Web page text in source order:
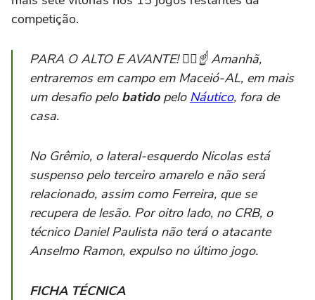
competição.
PARA O ALTO E AVANTE! 🙋‍♂️☝ Amanhã,
entraremos em campo em Maceió-AL, em mais
um desafio pelo batidopelo Náutico, fora de
casa.
No Grêmio, o lateral-esquerdo Nicolas está
suspenso pelo terceiro amarelo e não será
relacionado, assim como Ferreira, que se
recupera de lesão. Por oitro lado, no CRB, o
técnico Daniel Paulista não terá o atacante
Anselmo Ramon, expulso no último jogo.
FICHA TÉCNICA